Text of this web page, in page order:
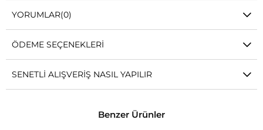
YORUMLAR(0)
ÖDEME SEÇENEKLERI
SENETLI ALIŞVERIŞ NASIL YAPILIR
Benzer Ürünler